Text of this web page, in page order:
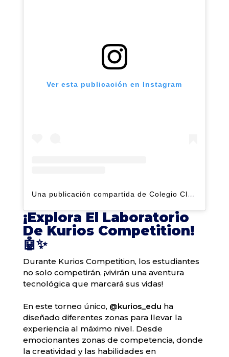
Ver esta publicación en Instagram
Una publicación compartida de Colegio Claret | Alto Hatillo (@clarethatillo)
¡Explora El Laboratorio
De Kurios Competition!
🤖✨
Durante Kurios Competition, los estudiantes
no solo competirán, ¡vivirán una aventura
tecnológica que marcará sus vidas!
En este torneo único, @kurios_edu ha
diseñado diferentes zonas para llevar la
experiencia al máximo nivel. Desde
emocionantes zonas de competencia, donde
la creatividad y las habilidades en